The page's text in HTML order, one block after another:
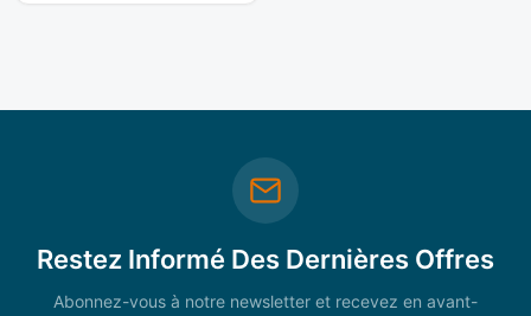
Restez Informé Des Dernières Offres
Abonnez-vous à notre newsletter et recevez en avant-